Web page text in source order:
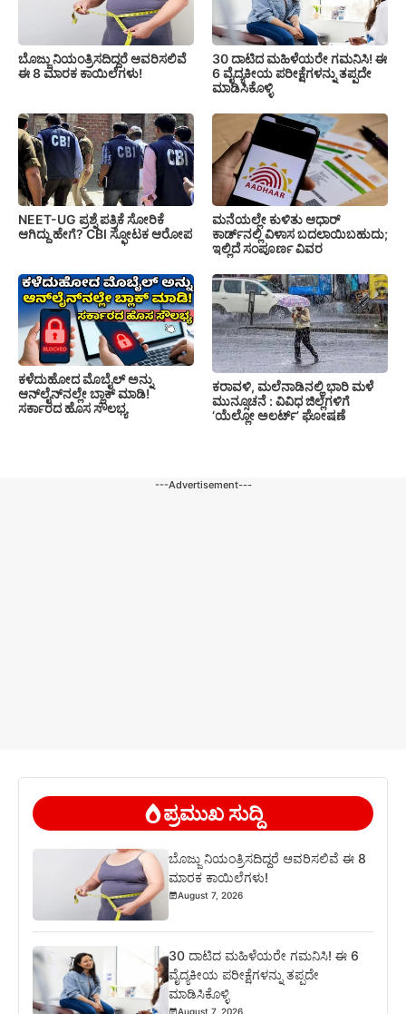
ಬೊಜ್ಜು ನಿಯಂತ್ರಿಸದಿದ್ದರೆ ಆವರಿಸಲಿವೆ
ಈ 8 ಮಾರಕ ಕಾಯಿಲೆಗಳು!
30 ದಾಟಿದ ಮಹಿಳೆಯರೇ ಗಮನಿಸಿ! ಈ
6 ವೈದ್ಯಕೀಯ ಪರೀಕ್ಷೆಗಳನ್ನು ತಪ್ಪದೇ
ಮಾಡಿಸಿಕೊಳ್ಳಿ
NEET-UG ಪ್ರಶ್ನೆ ಪತ್ರಿಕೆ ಸೋರಿಕೆ
ಆಗಿದ್ದು ಹೇಗೆ? CBI ಸ್ಫೋಟಕ ಆರೋಪ
ಮನೆಯಲ್ಲೇ ಕುಳಿತು ಆಧಾರ್
ಕಾರ್ಡ್‌ನಲ್ಲಿ ವಿಳಾಸ ಬದಲಾಯಿಬಹುದು;
ಇಲ್ಲಿದೆ ಸಂಪೂರ್ಣ ವಿವರ
ಕಳೆದುಹೋದ ಮೊಬೈಲ್ ಅನ್ನು
ಆನ್‌ಲೈನ್‌ನಲ್ಲೇ ಬ್ಲಾಕ್ ಮಾಡಿ!
ಸರ್ಕಾರದ ಹೊಸ ಸೌಲಭ್ಯ
ಕರಾವಳಿ, ಮಲೆನಾಡಿನಲ್ಲಿ ಭಾರಿ ಮಳೆ
ಮುನ್ಸೂಚನೆ : ವಿವಿಧ ಜಿಲ್ಲೆಗಳಿಗೆ
‘ಯೆಲ್ಲೋ ಅಲರ್ಟ್’ ಘೋಷಣೆ
---Advertisement---
ಪ್ರಮುಖ ಸುದ್ದಿ
ಬೊಜ್ಜು ನಿಯಂತ್ರಿಸದಿದ್ದರೆ ಆವರಿಸಲಿವೆ ಈ 8
ಮಾರಕ ಕಾಯಿಲೆಗಳು!
August 7, 2026
30 ದಾಟಿದ ಮಹಿಳೆಯರೇ ಗಮನಿಸಿ! ಈ 6
ವೈದ್ಯಕೀಯ ಪರೀಕ್ಷೆಗಳನ್ನು ತಪ್ಪದೇ
ಮಾಡಿಸಿಕೊಳ್ಳಿ
August 7, 2026